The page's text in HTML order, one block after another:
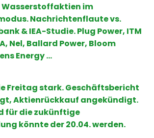
Wasserstoffaktien im
Nachrichtenflaute vs.
& IEA-Studie. Plug Power, ITM
Nel, Ballard Power, Bloom
Energy …
Freitag stark. Geschäftsbericht
Aktienrückkauf angekündigt.
für die zukünftige
könnte der 20.04. werden.